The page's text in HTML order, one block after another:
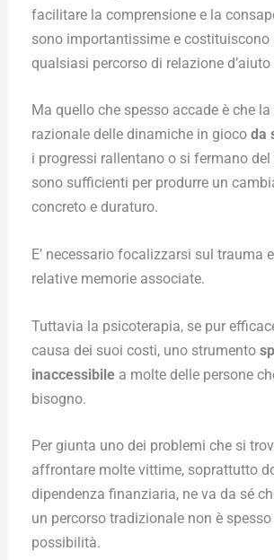
facilitare la comprensione e la
sono importantissime e costituiscono
qualsiasi percorso di relazione
Ma quello che spesso accade è che
razionale delle dinamiche in gioco da
i progressi rallentano o si fermano
sono sufficienti per produrre un
concreto e duraturo.
E’ necessario focalizzarsi sul trauma
relative memorie associate.
Tuttavia la psicoterapia, se pur
causa dei suoi costi, uno strumento
inaccessibilea molte delle persone
bisogno.
Per giunta uno dei problemi che si
affrontare molte vittime, soprattutto
dipendenza finanziaria, ne va da sé
un percorso tradizionale non è
possibilità.